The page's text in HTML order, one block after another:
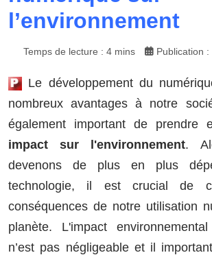
l’environnement
Temps de lecture : 4 mins Publication
Le développement du
nombreux avantages à notre
également important de prendre
impact sur l'environnement.
devenons de plus en plus
technologie, il est crucial de
conséquences de notre utilisation
planète. L'impact
n’est pas négligeable et il